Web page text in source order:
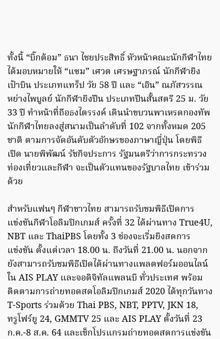
ทั้งนี้ “บิ๊กต้อม” ธนา ไชยประสิทธิ์ หัวหน้าคณะนักกีฬาไทย
ได้มอบหมายให้ “แซม” เศวต เศรษฐาภรณ์ นักกีฬายิง
เป้าบิน ประเภทแทร็ป วัย 58 ปี และ “เอิน” ณภัสวรรณ
หย่างไพบูลย์ นักกีฬายิงปืน ประเภทปืนสั้นสตรี 25 ม. วัย
33 ปี ทำหน้าที่ถือธงไตรรงค์ เดินนำขบวนพาเหรดกองทัพ
นักกีฬาไทยลงสู่สนามเป็นลำดับที่ 102 จากทั้งหมด 205
ชาติ ตามการจัดอันดับตัวอักษรของภาษาญี่ปุ่น โดยพิธี
เปิด นายพิพัฒน์ รัชกิจประการ รัฐมนตรีว่าการกระทรวง
ท่องเที่ยวและกีฬา จะเป็นตัวแทนของรัฐบาลไทย เข้าร่วม
ด้วย
สำหรับแฟนๆ กีฬาชาวไทย สามารถรับชมพิธีเปิดการ
แข่งขันกีฬาโอลิมปิกเกมส์ ครั้งที่ 32 ได้ผ่านทาง True4U,
NBT และ ThaiPBS โดยทั้ง 3 ช่องจะเริ่มยิงสดการ
แข่งขัน ตั้งแต่เวลา 18.00 น. ถึงวันที่ 21.00 น. นอกจาก
ยังสามารถรับชมพิธีเปิดได้ผ่านทางแพลตฟอร์มออนไลน์
ใน AIS PLAY และจอดิจิทัลแพลนบี ทั่วประเทศ พร้อม
ติดตามการถ่ายทอดสดโอลิมปิกเกมส์ 2020 ได้ทุกวันทาง
T-Sports ร่วมด้วย Thai PBS, NBT, PPTV, JKN 18,
ทรูโฟร์ยู 24, GMMTV 25 และ AIS PLAY ตั้งวันที่ 23
ก.ค.-8 ส.ค. 64 และเช็กโปรแกรมถ่ายทอดสดการแข่งขัน